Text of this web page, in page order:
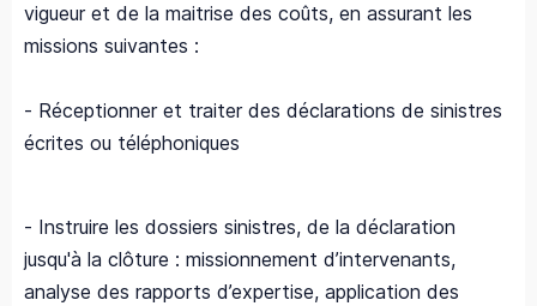
vigueur et de la maitrise des coûts, en assurant les
missions suivantes :
- Réceptionner et traiter des déclarations de sinistres
écrites ou téléphoniques
- Instruire les dossiers sinistres, de la déclaration
jusqu'à la clôture : missionnement d’intervenants,
analyse des rapports d’expertise, application des